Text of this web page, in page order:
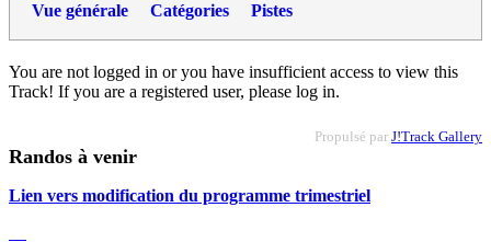
Vue générale Catégories Pistes
You are not logged in or you have insufficient access to view this
Track! If you are a registered user, please log in.
Propulsé par J!Track Gallery
Randos à venir
Lien vers modification du programme trimestriel